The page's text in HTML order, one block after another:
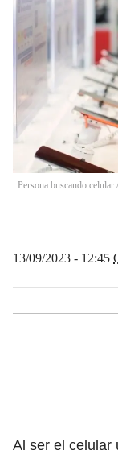
Persona buscando
13/09/2023 - 12:45
Al ser el celular